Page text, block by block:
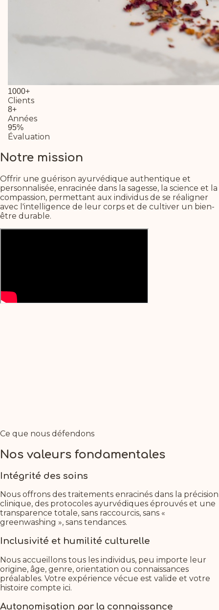
1000+
Clients
8+
Années
95%
Évaluation
Notre mission
Offrir une guérison ayurvédique authentique et
personnalisée, enracinée dans la sagesse, la science et la
compassion, permettant aux individus de se réaligner
avec l'intelligence de leur corps et de cultiver un bien-
être durable.
Ce que nous défendons
Nos valeurs fondamentales
Intégrité des soins
Nous offrons des traitements enracinés dans la précision
clinique, des protocoles ayurvédiques éprouvés et une
transparence totale, sans raccourcis, sans «
greenwashing », sans tendances.
Inclusivité et humilité culturelle
Nous accueillons tous les individus, peu importe leur
origine, âge, genre, orientation ou connaissances
préalables. Votre expérience vécue est valide et votre
histoire compte ici.
Autonomisation par la connaissance